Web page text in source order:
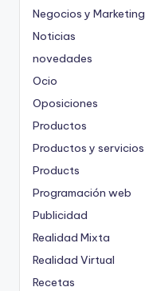
Negocios y Marketing
Noticias
novedades
Ocio
Oposiciones
Productos
Productos y servicios
Products
Programación web
Publicidad
Realidad Mixta
Realidad Virtual
Recetas